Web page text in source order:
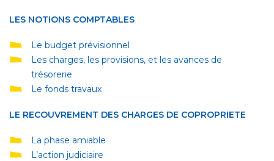
LES NOTIONS COMPTABLES
Le budget prévisionnel
Les charges, les provisions, et les avances de
trésorerie
Le fonds travaux
LE RECOUVREMENT DES CHARGES DE COPROPRIETE
La phase amiable
L’action judiciaire